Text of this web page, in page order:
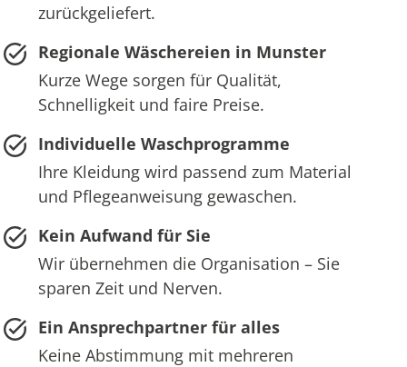
zurückgeliefert.
Regionale Wäschereien in Munster
Kurze Wege sorgen für Qualität,
Schnelligkeit und faire Preise.
Individuelle Waschprogramme
Ihre Kleidung wird passend zum Material
und Pflegeanweisung gewaschen.
Kein Aufwand für Sie
Wir übernehmen die Organisation – Sie
sparen Zeit und Nerven.
Ein Ansprechpartner für alles
Keine Abstimmung mit mehreren